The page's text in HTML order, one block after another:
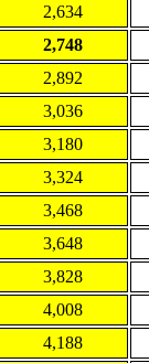
2,634
2,748
2,892
3,036
3,180
3,324
3,468
3,648
3,828
4,008
4,188